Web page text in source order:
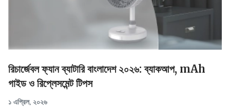
রিচার্জেবল ফ্যান ব্যাটারি বাংলাদেশ ২০২৬: ব্যাকআপ, mAh
গাইড ও রিপ্লেসমেন্ট টিপস
১ এপ্রিল, ২০২৬